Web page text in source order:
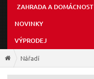
ZAHRADA A DOMÁCNOST
NOVINKY
VÝPRODEJ
Nářadí